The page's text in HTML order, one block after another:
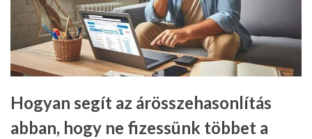
Hogyan segít az árösszehasonlítás
abban, hogy ne fizessünk többet a